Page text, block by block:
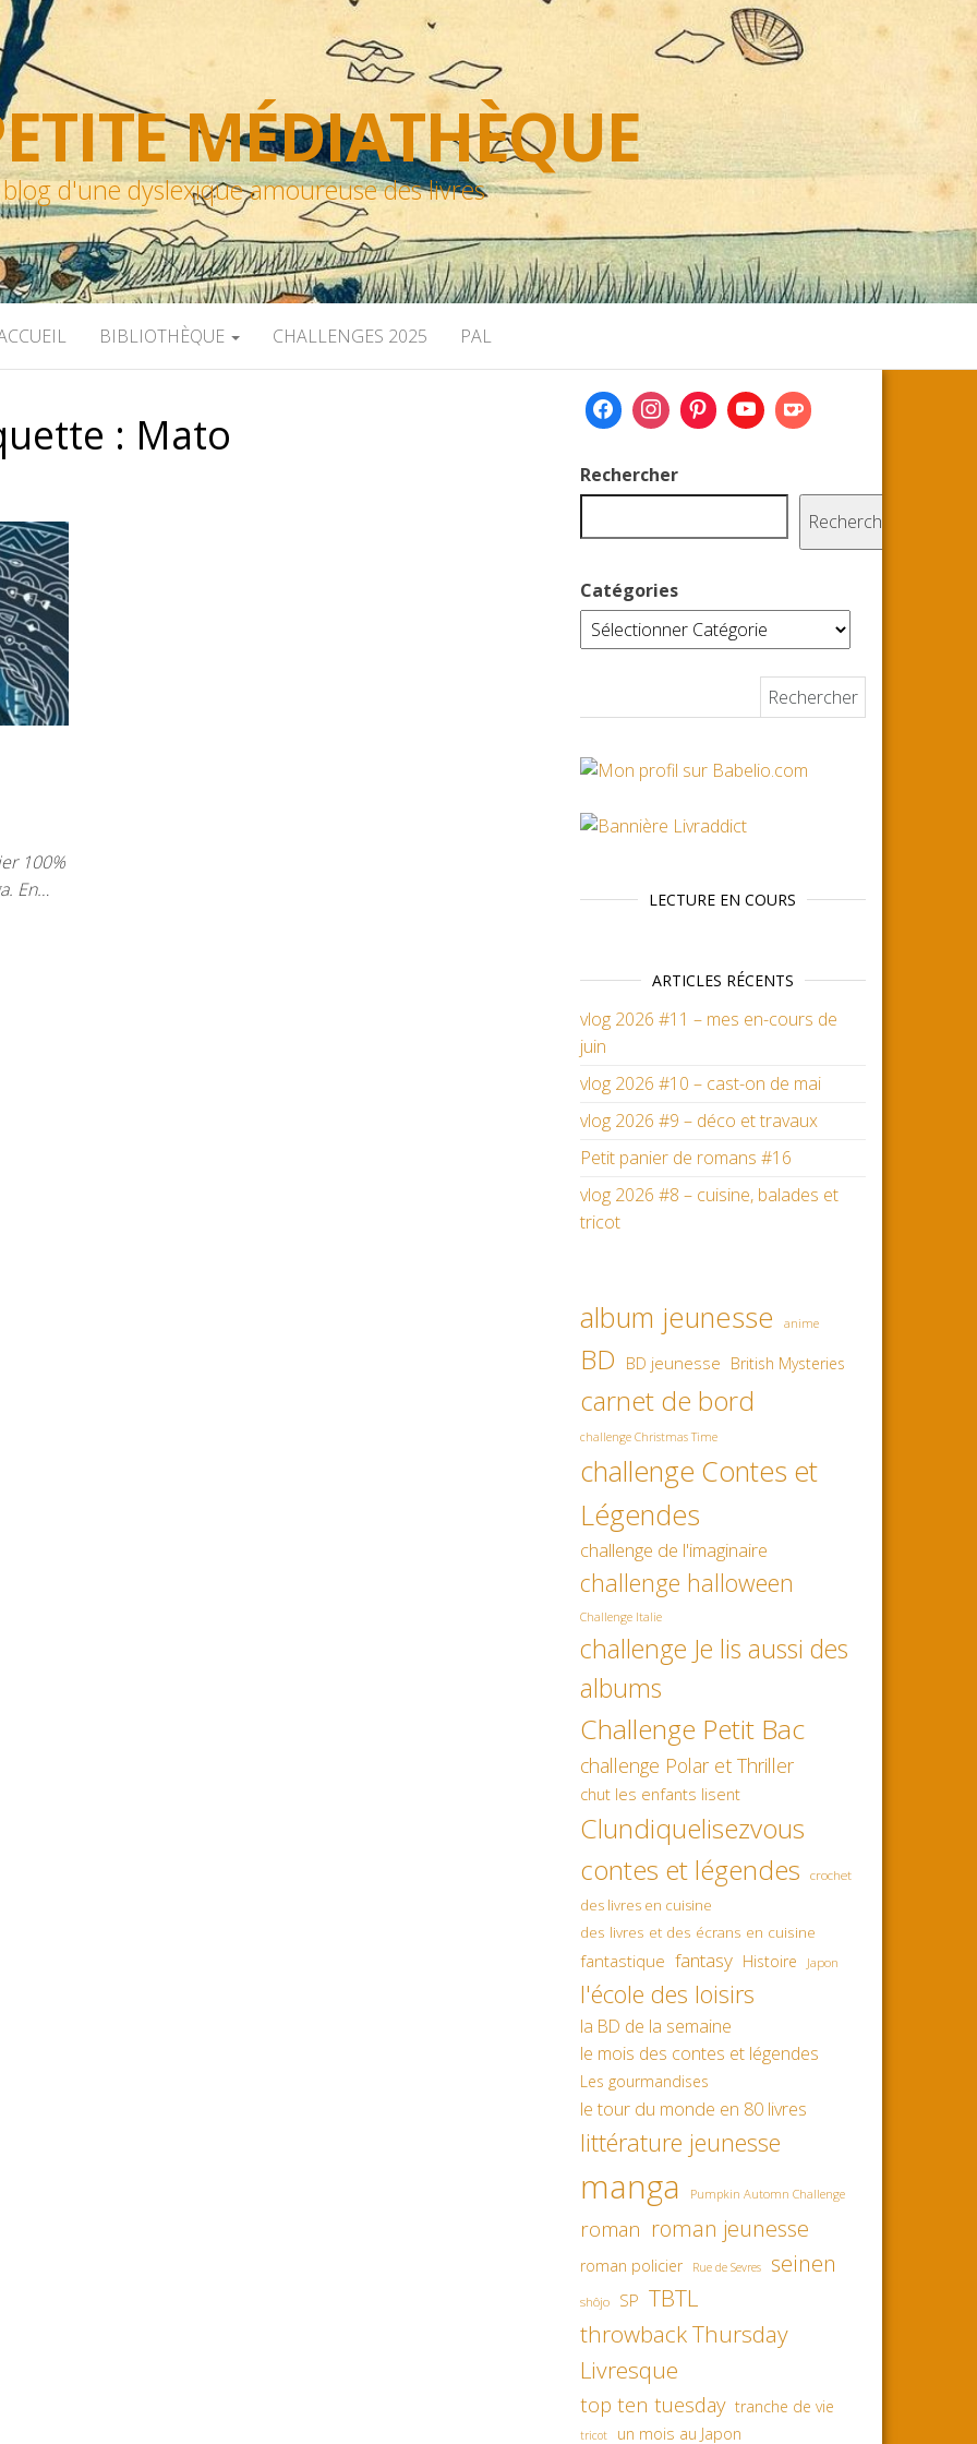
MÉDIATHÈQUE
blog d'une dyslexique amoureuse des livres
BIBLIOTHÈQUE CHALLENGES 2025 PAL
: Mato
100%
En…
Rechercher
Rechercher
Catégories
LECTURE EN COURS
ARTICLES RÉCENTS
vlog 2026 #11 – mes en-cours de
juin
vlog 2026 #10 – cast-on de mai
vlog 2026 #9 – déco et travaux
Petit panier de romans #16
vlog 2026 #8 – cuisine, balades et
tricot
album jeunesse anime
BD BD jeunesse British Mysteries
carnet de bord
challenge Christmas Time
challenge Contes et
Légendes
challenge de l'imaginaire
challenge halloween
Challenge Italie
challenge Je lis aussi des
albums
Challenge Petit Bac
challenge Polar et Thriller
chut les enfants lisent
Clundiquelisezvous
contes et légendes
crochet
des livres en cuisine
des livres et des écrans en cuisine
fantastique fantasy Histoire Japon
l'école des loisirs
la BD de la semaine
le mois des contes et légendes
Les gourmandises
le tour du monde en 80 livres
littérature jeunesse
manga Pumpkin Automn Challenge
roman roman jeunesse
roman policier Rue de Sevres seinen
shôjo SP TBTL
throwback Thursday
Livresque
top ten tuesday tranche de vie
tricot un mois au Japon